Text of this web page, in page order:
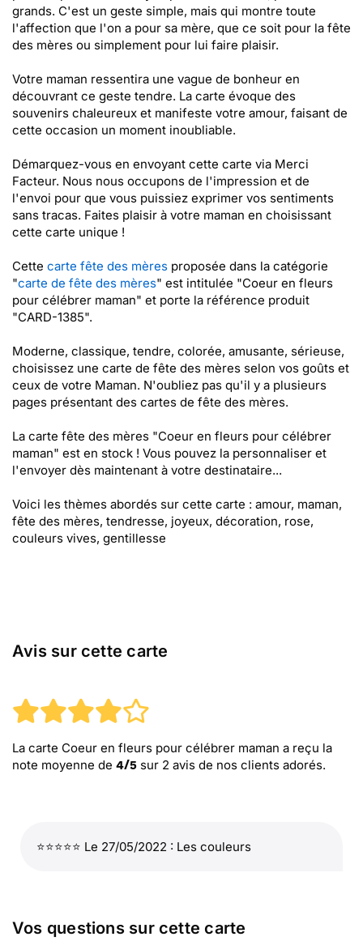
grands. C'est un geste simple, mais qui montre toute
l'affection que l'on a pour sa mère, que ce soit pour la fête
des mères ou simplement pour lui faire plaisir.
Votre maman ressentira une vague de bonheur en
découvrant ce geste tendre. La carte évoque des
souvenirs chaleureux et manifeste votre amour, faisant de
cette occasion un moment inoubliable.
Démarquez-vous en envoyant cette carte via Merci
Facteur. Nous nous occupons de l'impression et de
l'envoi pour que vous puissiez exprimer vos sentiments
sans tracas. Faites plaisir à votre maman en choisissant
cette carte unique !
Cette carte fête des mères proposée dans la catégorie
"carte de fête des mères" est intitulée "Coeur en fleurs
pour célébrer maman" et porte la référence produit
"CARD-1385".
Moderne, classique, tendre, colorée, amusante, sérieuse,
choisissez une carte de fête des mères selon vos goûts et
ceux de votre Maman. N'oubliez pas qu'il y a plusieurs
pages présentant des cartes de fête des mères.
La carte fête des mères "Coeur en fleurs pour célébrer
maman" est en stock ! Vous pouvez la personnaliser et
l'envoyer dès maintenant à votre destinataire...
Voici les thèmes abordés sur cette carte : amour, maman,
fête des mères, tendresse, joyeux, décoration, rose,
couleurs vives, gentillesse
Avis sur cette carte
La carte Coeur en fleurs pour célébrer maman a reçu la
note moyenne de 4/5 sur 2 avis de nos clients adorés.
⭐⭐⭐⭐⭐ Le 27/05/2022 : Les couleurs
Vos questions sur cette carte